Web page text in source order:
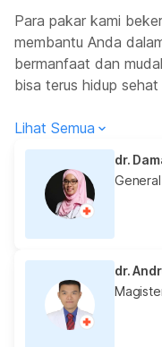
Para pakar kami
membantu Anda
bermanfaat dan
bisa terus hidup
Lihat Semua
dr.
dr.